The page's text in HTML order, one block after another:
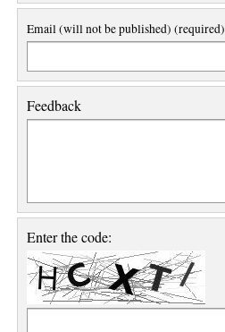
Email (will not be published) (required)
Feedback
Enter the code: